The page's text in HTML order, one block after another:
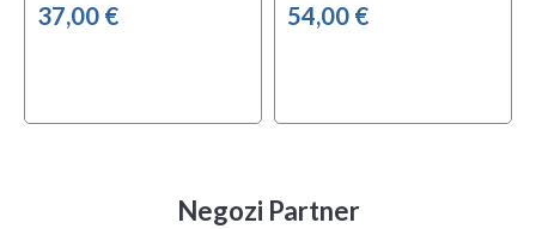
37,00 € 54,00 €
Negozi Partner